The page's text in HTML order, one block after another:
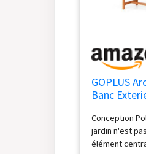
GOPLUS
Banc
Places,
Conception
jardin n'est
élément